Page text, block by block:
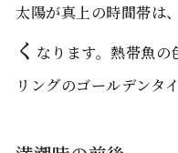
太陽が真上の時間帯は、
く なります。熱帯魚
リングのゴールデンタイ